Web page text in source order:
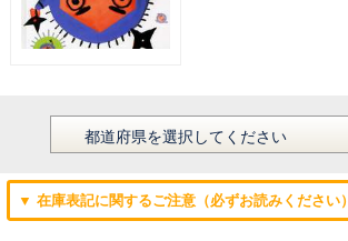
▼ 在庫表記に関するご注意（必ずお読みください）